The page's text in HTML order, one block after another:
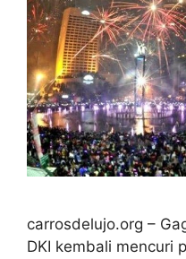
carrosdelujo.org –
DKI kembali mencuri